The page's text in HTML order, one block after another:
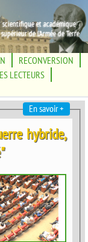
En savoir +
et académique
de l'Armée de Terre
RECONVERSION
LECTEURS
hybride,